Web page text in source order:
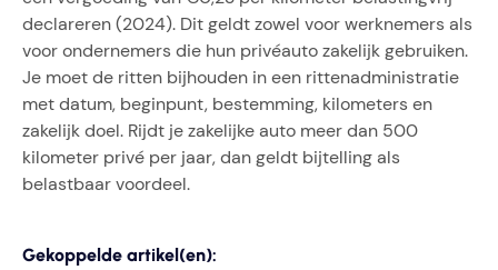
declareren (2024). Dit geldt zowel voor werknemers als
voor ondernemers die hun privéauto zakelijk gebruiken.
Je moet de ritten bijhouden in een rittenadministratie
met datum, beginpunt, bestemming, kilometers en
zakelijk doel. Rijdt je zakelijke auto meer dan 500
kilometer privé per jaar, dan geldt bijtelling als
belastbaar voordeel.
Gekoppelde artikel(en):